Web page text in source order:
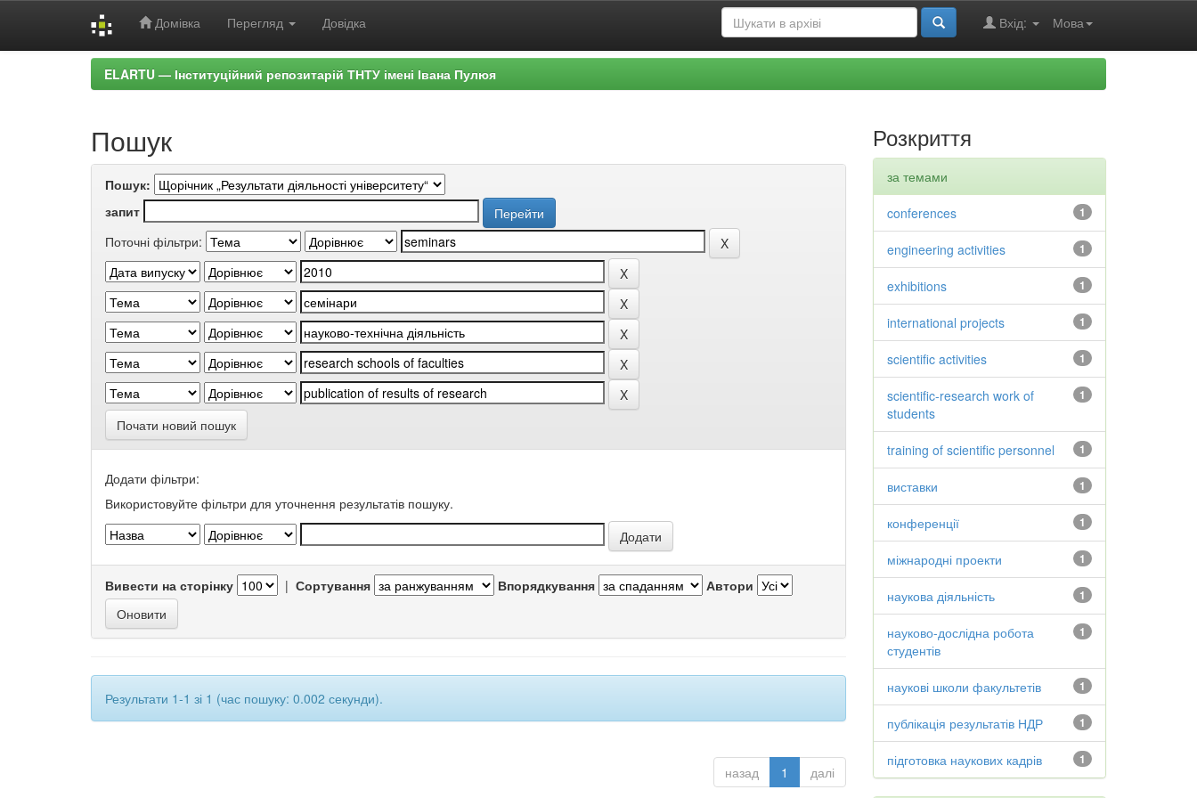
Домівка Перегляд Довідка Мова
Вхід:
ELARTU — Інституційний репозитарій ТНТУ імені Івана Пулюя
Пошук
Пошук:
запит
Поточні фільтри:
Почати новий пошук
Додати фільтри:
Використовуйте фільтри для уточнення результатів пошуку.
Вивести на сторінку | Сортування Впорядкування Автори
Результати 1-1 зі 1 (час пошуку: 0.002 секунди).
назад 1 далі
Розкриття
за темами
1
conferences
1
engineering activities
1
exhibitions
1
international projects
1
scientific activities
1
scientific-research work of
students
1
training of scientific personnel
1
виставки
1
конференції
1
міжнародні проекти
1
наукова діяльність
1
науково-дослідна робота
студентів
1
наукові школи факультетів
1
публікація результатів НДР
1
підготовка наукових кадрів